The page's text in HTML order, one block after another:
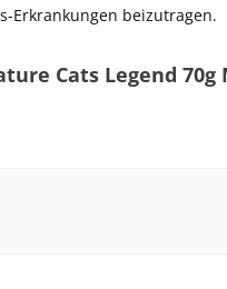
Erkrankungen beizutragen.
Cats Legend